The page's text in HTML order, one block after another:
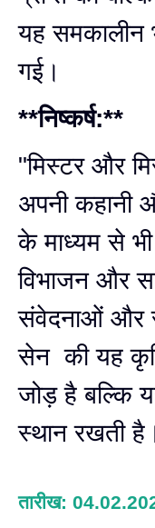
यह समकालीन
गई।
**निष्कर्ष:**
"मिस्टर और
अपनी कहानी
के माध्यम से भी
विभाजन और
संवेदनाओं और
सेन की यह
जोड़ है बल्कि
स्थान रखती
तारीख: